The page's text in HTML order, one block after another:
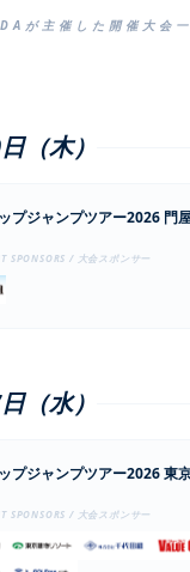
が主催した開催大会
（木）
プジャンプツアー2026 門
SPONSORS / 大会スポンサー
（水）
プジャンプツアー2026 東
SPONSORS / 大会スポンサー